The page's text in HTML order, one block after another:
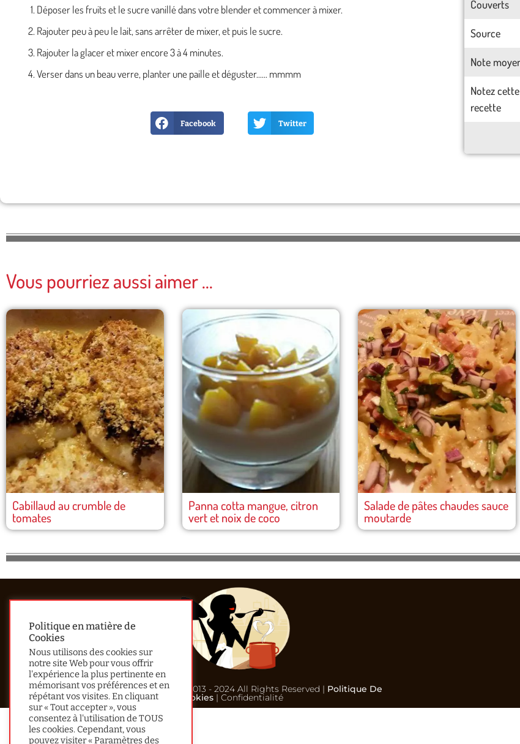
Déposer les fruits et le sucre vanillé dans votre blender et commencer à mixer.
Rajouter peu à peu le lait, sans arrêter de mixer, et puis le sucre.
Rajouter la glacer et mixer encore 3 à 4 minutes.
Verser dans un beau verre, planter une paille et déguster...... mmmm
Facebook Twitter
Couverts
Source
Note
Notez cette
recette
Vous pourriez aussi aimer ...
Cabillaud au crumble de
tomates
Panna cotta mangue, citron
vert et noix de coco
Salade de pâtes chaudes sauce
moutarde
© 2013 - 2024 All Rights Reserved | Politique De
Cookies| Confidentialité
Politique en matière de
Cookies
Nous utilisons des cookies sur
notre site Web pour vous offrir
l'expérience la plus pertinente en
mémorisant vos préférences et en
répétant vos visites. En cliquant
sur « Tout accepter », vous
consentez à l'utilisation de TOUS
les cookies. Cependant, vous
pouvez visiter « Paramètres des